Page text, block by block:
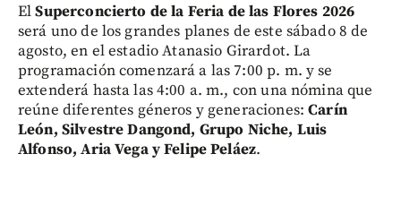
ElSuperconcierto de la Feria de las Flores 2026
será uno de los grandes planes de este sábado 8 de
agosto, en el estadio Atanasio Girardot. La
programación comenzará a las 7:00 p. m. y se
extenderá hasta las 4:00 a. m., con una nómina que
reúne diferentes géneros y generaciones:Carín
León, Silvestre Dangond, Grupo Niche, Luis
Alfonso, Aria Vega y Felipe Peláez.